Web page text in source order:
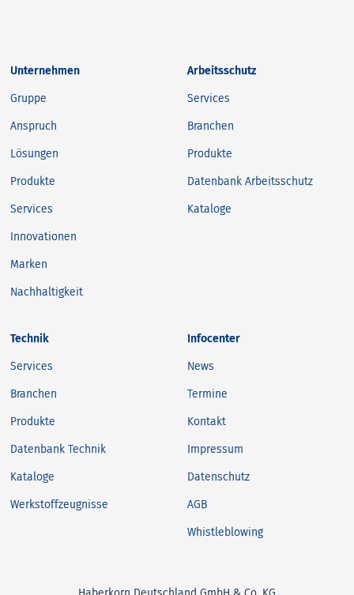
Unternehmen
Gruppe
Anspruch
Lösungen
Produkte
Services
Innovationen
Marken
Nachhaltigkeit
Arbeitsschutz
Services
Branchen
Produkte
Datenbank Arbeitsschutz
Kataloge
Technik
Services
Branchen
Produkte
Datenbank Technik
Kataloge
Werkstoffzeugnisse
Infocenter
News
Termine
Kontakt
Impressum
Datenschutz
AGB
Whistleblowing